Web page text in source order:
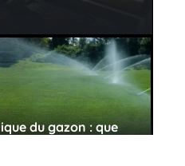
du gazon : que